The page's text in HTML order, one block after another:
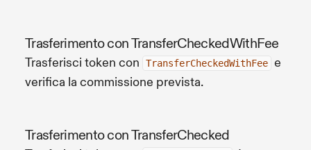
Trasferimento con TransferCheckedWithFee
Trasferisci token con TransferCheckedWithFee e
verifica la commissione prevista.
Trasferimento con TransferChecked